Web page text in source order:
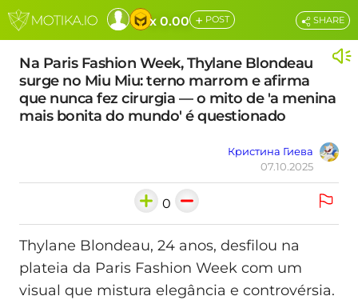
x 0.00 + POST
Na Paris Fashion Week, Thylane Blondeau
surge no Miu Miu: terno marrom e afirma
que nunca fez cirurgia — o mito de 'a menina
mais bonita do mundo' é questionado
Кристина Гиева
07.10.2025
SHARE
0
Thylane Blondeau, 24 anos, desfilou na
plateia da Paris Fashion Week com um
visual que mistura elegância e controvérsia.